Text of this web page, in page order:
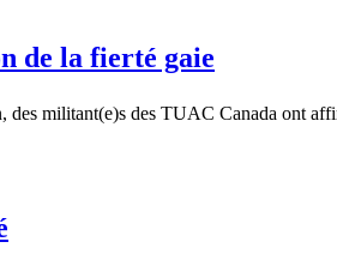
de la fierté gaie
militant(e)s des TUAC Canada ont